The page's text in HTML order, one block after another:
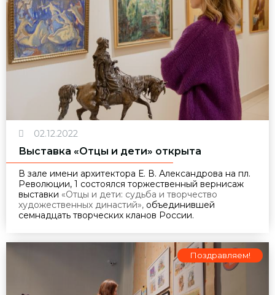
02.12.2022
Выставка «Отцы и дети» открыта
В зале имени архитектора Е. В. Александрова на пл.
Революции, 1 состоялся торжественный вернисаж
выставки «Отцы и дети: судьба и творчество
художественных династий», объединившей
семнадцать творческих кланов России.
Поздравляем!